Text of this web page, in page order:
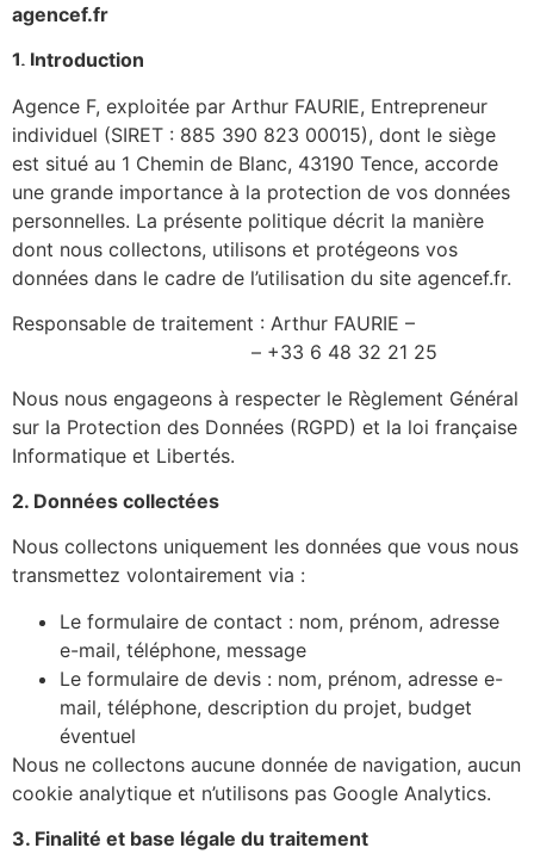
agencef.fr
1. Introduction
Agence F, exploitée par Arthur FAURIE, Entrepreneur
individuel (SIRET : 885 390 823 00015), dont le siège
est situé au 1 Chemin de Blanc, 43190 Tence, accorde
une grande importance à la protection de vos données
personnelles. La présente politique décrit la manière
dont nous collectons, utilisons et protégeons vos
données dans le cadre de l’utilisation du site agencef.fr.
Responsable de traitement : Arthur FAURIE –
– +33 6 48 32 21 25
Nous nous engageons à respecter le Règlement Général
sur la Protection des Données (RGPD) et la loi française
Informatique et Libertés.
2. Données collectées
Nous collectons uniquement les données que vous nous
transmettez volontairement via :
Le formulaire de contact : nom, prénom, adresse
e-mail, téléphone, message
Le formulaire de devis : nom, prénom, adresse e-
mail, téléphone, description du projet, budget
éventuel
Nous ne collectons aucune donnée de navigation, aucun
cookie analytique et n’utilisons pas Google Analytics.
3. Finalité et base légale du traitement